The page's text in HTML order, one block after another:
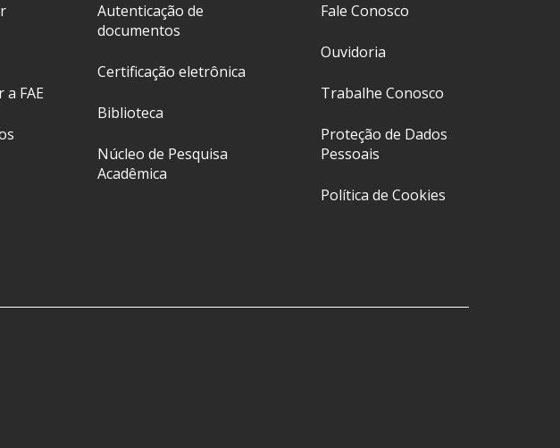
FAE
Autenticação de
documentos
Certificação eletrônica
Biblioteca
Núcleo de Pesquisa
Acadêmica
Fale Conosco
Ouvidoria
Trabalhe Conosco
Proteção de Dados
Pessoais
Política de Cookies